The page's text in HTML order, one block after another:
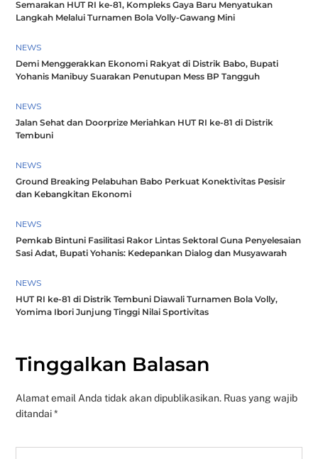
Semarakan HUT RI ke-81, Kompleks Gaya Baru Menyatukan
Langkah Melalui Turnamen Bola Volly-Gawang Mini
NEWS
Demi Menggerakkan Ekonomi Rakyat di Distrik Babo, Bupati
Yohanis Manibuy Suarakan Penutupan Mess BP Tangguh
NEWS
Jalan Sehat dan Doorprize Meriahkan HUT RI ke-81 di Distrik
Tembuni
NEWS
Ground Breaking Pelabuhan Babo Perkuat Konektivitas Pesisir
dan Kebangkitan Ekonomi
NEWS
Pemkab Bintuni Fasilitasi Rakor Lintas Sektoral Guna Penyelesaian
Sasi Adat, Bupati Yohanis: Kedepankan Dialog dan Musyawarah
NEWS
HUT RI ke-81 di Distrik Tembuni Diawali Turnamen Bola Volly,
Yomima Ibori Junjung Tinggi Nilai Sportivitas
Tinggalkan Balasan
Alamat email Anda tidak akan dipublikasikan. Ruas yang wajib
ditandai*